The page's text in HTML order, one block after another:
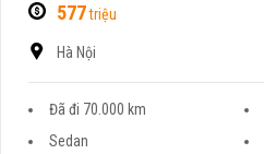
577triệu
Hà Nội
Đã đi 70.000 km
Sedan